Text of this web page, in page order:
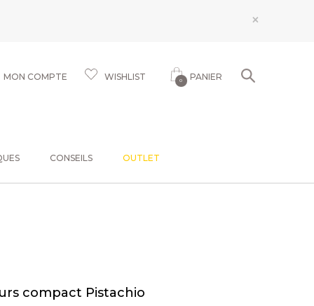
×
MON COMPTE WISHLIST 0 PANIER
CONSEILS OUTLET
compact Pistachio